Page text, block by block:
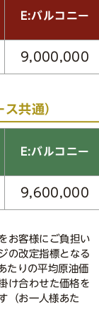
E:バルコニー
9,000,000
共通）
E:バルコニー
9,600,000
お客様にご負担い
の改定指標となる
たりの平均原油価
け合わせた価格を
（お一人様あた